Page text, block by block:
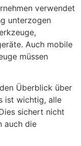
verwendet
unterzogen
Auch mobile
müssen
Überblick über
ist wichtig, alle
sichert nicht
auch die